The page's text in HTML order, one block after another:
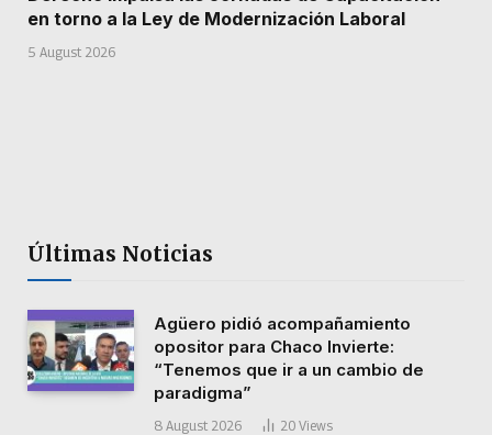
en torno a la Ley de Modernización Laboral
5 August 2026
Últimas Noticias
Agüero pidió acompañamiento
opositor para Chaco Invierte:
“Tenemos que ir a un cambio de
paradigma”
8 August 2026 20 Views